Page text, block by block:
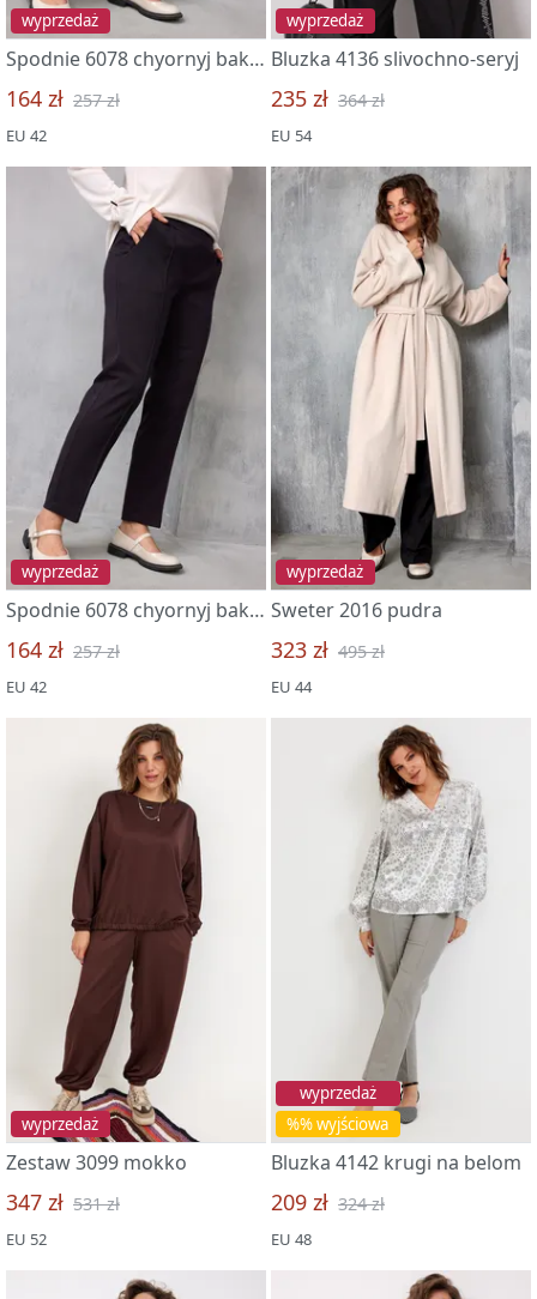
wyprzedaż
Spodnie 6078 chyornyj baklazhan
164 zł 257 zł
EU 42
wyprzedaż
Bluzka 4136 slivochno-seryj
235 zł 364 zł
EU 54
wyprzedaż
Spodnie 6078 chyornyj baklazhan
164 zł 257 zł
EU 42
wyprzedaż
Sweter 2016 pudra
323 zł 495 zł
EU 44
wyprzedaż
Zestaw 3099 mokko
347 zł 531 zł
EU 52
%% wyjściowa
wyprzedaż
Bluzka 4142 krugi na belom
209 zł 324 zł
EU 48